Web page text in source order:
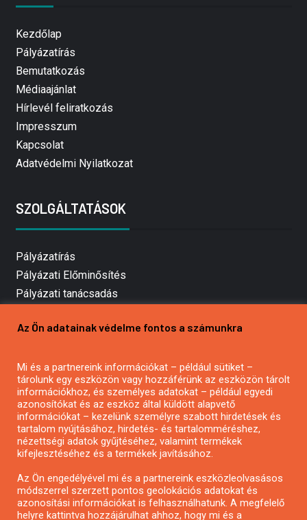
Kezdőlap
Pályázatírás
Bemutatkozás
Médiaajánlat
Hírlevél feliratkozás
Impresszum
Kapcsolat
Adatvédelmi Nyilatkozat
SZOLGÁLTATÁSOK
Pályázatírás
Pályázati Előminősítés
Pályázati tanácsadás
Mezőgazdasági pályázatírás
Pályázatírás civil szervezeteknek
Pályázatírás önkormányzatoknak
Pályázatfigyelés
Specifikus pályázatfigyelés vagy hírlevél
Pályázatok magánszemélyeknek
Az Ön adatainak védelme fontos a számunkra
Mi és a partnereink információkat – például sütiket –
tárolunk egy eszközön vagy hozzáférünk az eszközön tárolt
információkhoz, és személyes adatokat – például egyedi
azonosítókat és az eszköz által küldött alapvető
információkat – kezelünk személyre szabott hirdetések és
tartalom nyújtásához, hirdetés- és tartalomméréshez,
nézettségi adatok gyűjtéséhez, valamint termékek
kifejlesztéséhez és a termékek javításához.
Az Ön engedélyével mi és a partnereink eszközleolvasásos
módszerrel szerzett pontos geolokációs adatokat és
azonosítási információkat is felhasználhatunk. A megfelelő
helyre kattintva hozzájárulhat ahhoz, hogy mi és a